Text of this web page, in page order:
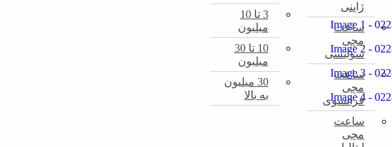
ژاپنی
ساعت
مچی
سوئیسی
ساعت
مچی
فرانسوی
ساعت
مچی
3 تا 10
میلیون
10 تا 30
میلیون
30 میلیون
به بالا